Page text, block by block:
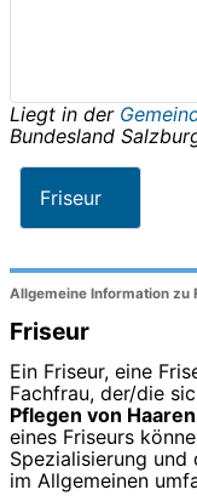
Liegt in der
Bundesland
Friseur
Allgemeine Information zu
Friseur
Ein Friseur, eine
Fachfrau, der/die
Pflegen von Haaren
eines Friseurs
Spezialisierung und
im Allgemeinen